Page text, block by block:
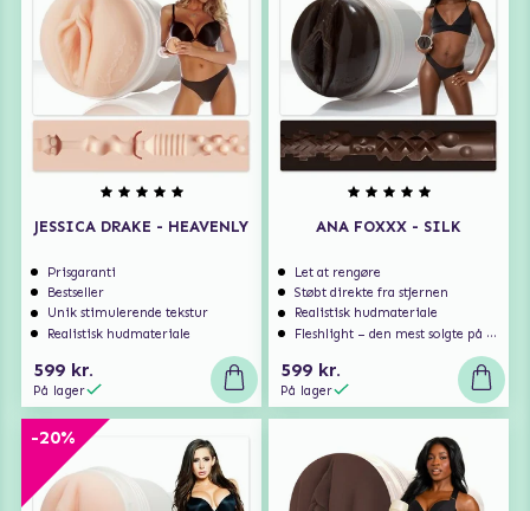
JESSICA DRAKE - HEAVENLY
Prisgaranti
Bestseller
Unik stimulerende tekstur
Realistisk hudmateriale
599 kr.
På lager
ANA FOXXX - SILK
Let at rengøre
Støbt direkte fra stjernen
Realistisk hudmateriale
Fleshlight – den mest solgte på markedet
599 kr.
På lager
-20%